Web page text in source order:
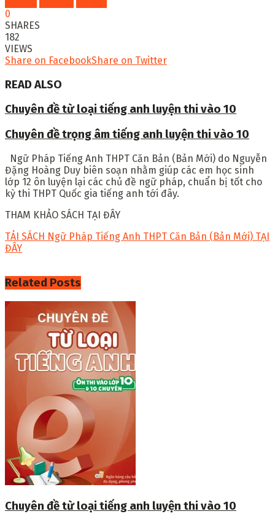
0
SHARES
182
VIEWS
Share on FacebookShare on Twitter
READ ALSO
Chuyên đề từ loại tiếng anh luyện thi vào 10
Chuyên đề trọng âm tiếng anh luyện thi vào 10
Ngữ Pháp Tiếng Anh THPT Căn Bản (Bản Mới) do Nguyễn
Đặng Hoàng Duy biên soạn nhằm giúp các em học sinh
lớp 12 ôn luyện lại các chủ đề ngữ pháp, chuẩn bị tốt cho
kỳ thi THPT Quốc gia tiếng anh tới đây.
THAM KHẢO SÁCH TẠI ĐÂY
TẢI SÁCH Ngữ Pháp Tiếng Anh THPT Căn Bản (Bản Mới) TẠI
ĐÂY
Related Posts
Chuyên đề từ loại tiếng anh luyện thi vào 10